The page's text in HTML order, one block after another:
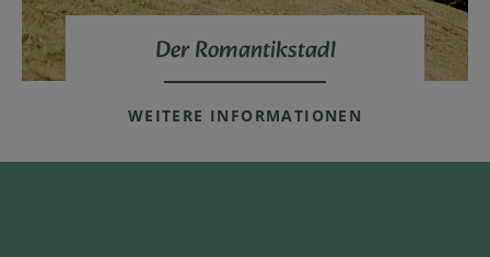
Der Romantikstadl
WEITERE INFORMATIONEN